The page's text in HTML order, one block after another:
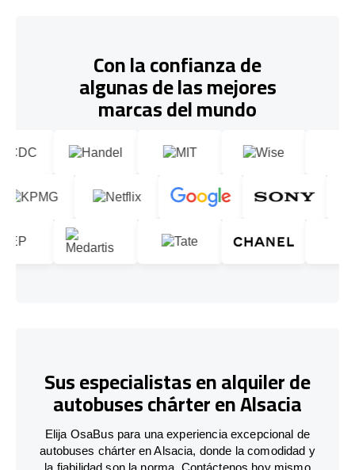
Con la confianza de
algunas de las mejores
marcas del mundo
Sus especialistas en alquiler de
autobuses chárter en Alsacia
Elija OsaBus para una experiencia excepcional de
autobuses chárter en Alsacia, donde la comodidad y
la fiabilidad son la norma. Contáctenos hoy mismo